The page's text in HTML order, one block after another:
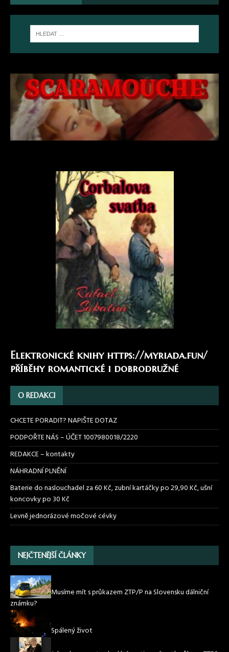
Elektronické knihy https://myriada.fun/
příběhy romantické i dobrodružné
O REDAKCI
CHCETE PORADIT? NAPIŠTE DOTAZ
PODPOŘTE NÁS – ÚČET 1007980018/2220
REDAKCE – kontakty
NÁHRADNÍ PLNĚNÍ
Baterie do naslouchadel za 60 Kč, zubní kartáčky po 29,90 Kč, ušní
koncovky po 30 Kč
Levně jednorázové močové cévky
NEJČTENĚJŠÍ ČLÁNKY
Musíme mít s průkazem ZTP/P na Slovensku dálniční
známku?
Spálený život